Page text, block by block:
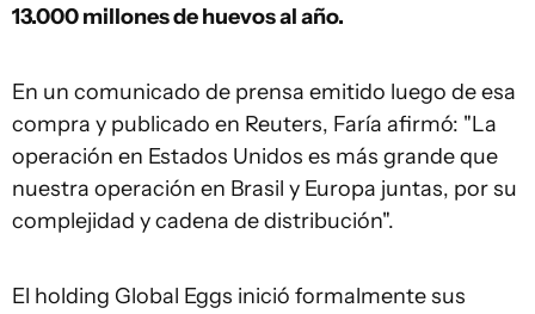
13.000 millones de huevos al año.
En un comunicado de prensa emitido luego de esa
compra y publicado en Reuters, Faría afirmó: "La
operación en Estados Unidos es más grande que
nuestra operación en Brasil y Europa juntas, por su
complejidad y cadena de distribución".
El holding Global Eggs inició formalmente sus